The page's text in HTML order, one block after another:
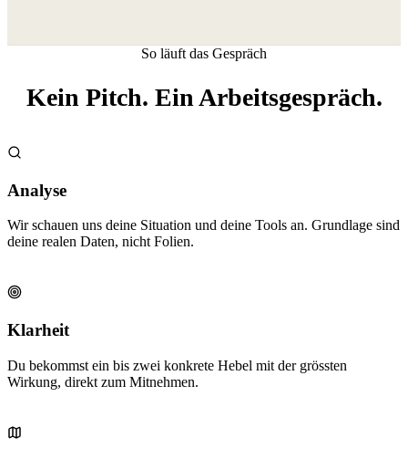
So läuft das Gespräch
Kein Pitch. Ein Arbeitsgespräch.
Analyse
Wir schauen uns deine Situation und deine Tools an. Grundlage sind
deine realen Daten, nicht Folien.
Klarheit
Du bekommst ein bis zwei konkrete Hebel mit der grössten
Wirkung, direkt zum Mitnehmen.